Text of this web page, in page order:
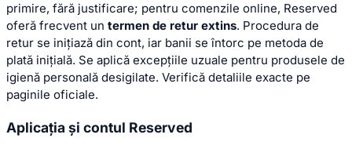
primire, fără justificare; pentru comenzile online, Reserved
oferă frecvent un termen de retur extins. Procedura de
retur se inițiază din cont, iar banii se întorc pe metoda de
plată inițială. Se aplică excepțiile uzuale pentru produsele de
igienă personală desigilate. Verifică detaliile exacte pe
paginile oficiale.
Aplicația și contul Reserved